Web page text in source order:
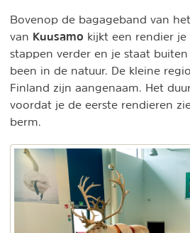
Bovenop de bagageband van
van Kuusamo kijkt een rendier
stappen verder en je staat
been in de natuur. De kleine
Finland zijn aangenaam. Het
voordat je de eerste rendieren
berm.